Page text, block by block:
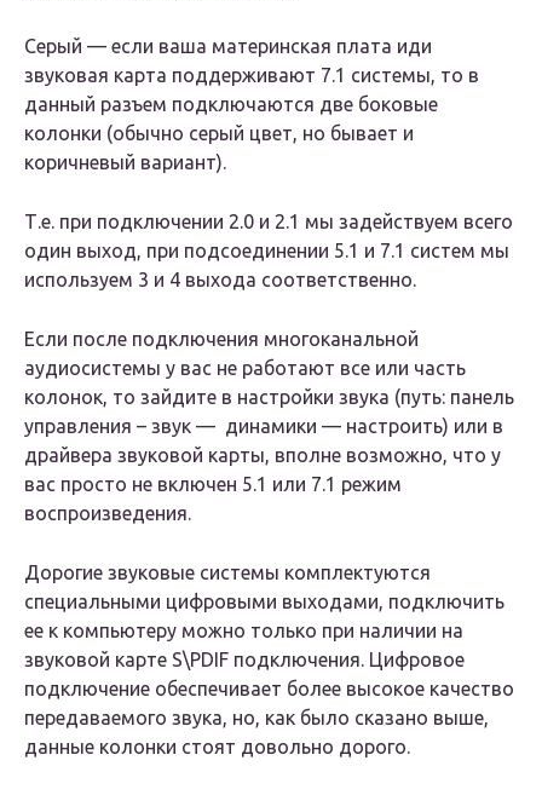
Серый — если ваша материнская плата иди
звуковая карта поддерживают 7.1 системы, то в
данный разъем подключаются две боковые
колонки (обычно серый цвет, но бывает и
коричневый вариант).
Т.е. при подключении 2.0 и 2.1 мы задействуем всего
один выход, при подсоединении 5.1 и 7.1 систем мы
используем 3 и 4 выхода соответственно.
Если после подключения многоканальной
аудиосистемы у вас не работают все или часть
колонок, то зайдите в настройки звука (путь: панель
управления – звук — динамики — настроить) или в
драйвера звуковой карты, вполне возможно, что у
вас просто не включен 5.1 или 7.1 режим
воспроизведения.
Дорогие звуковые системы комплектуются
специальными цифровыми выходами, подключить
ее к компьютеру можно только при наличии на
звуковой карте S\PDIF подключения. Цифровое
подключение обеспечивает более высокое качество
передаваемого звука, но, как было сказано выше,
данные колонки стоят довольно дорого.